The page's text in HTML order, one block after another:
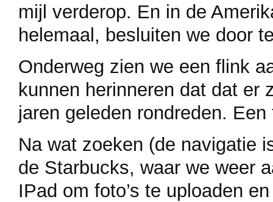
mijl verderop. En in de
helemaal, besluiten we door
Onderweg zien we een flink
kunnen herinneren dat dat er
jaren geleden rondreden.
Na wat zoeken (de navigatie
de Starbucks, waar we weer
IPad om foto’s te uploaden